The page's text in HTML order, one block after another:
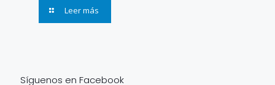
Leer más
Síguenos en Facebook